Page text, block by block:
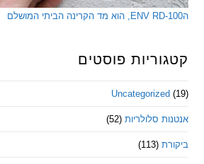
פוסטים
סלולריות (52)